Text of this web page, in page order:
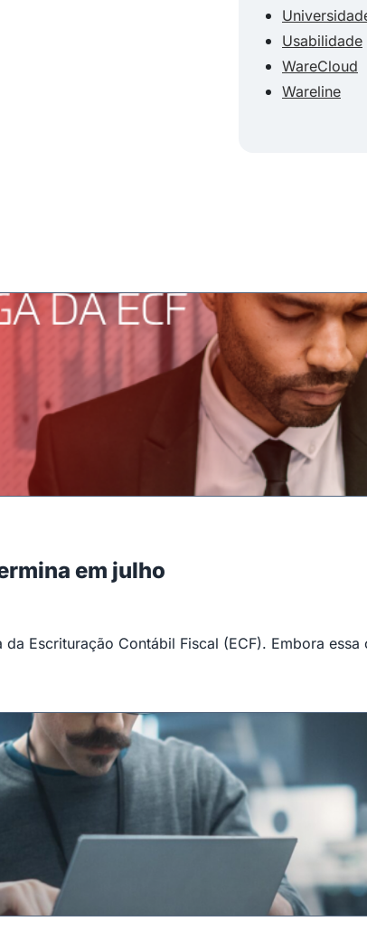
Usabilidade
WareCloud
Wareline
em julho
Escrituração Contábil Fiscal (ECF). Embora essa